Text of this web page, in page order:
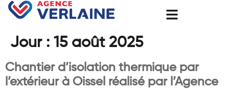
Jour : 15 août 2025
Chantier d’isolation thermique par
l’extérieur à Oissel réalisé par l’Agence